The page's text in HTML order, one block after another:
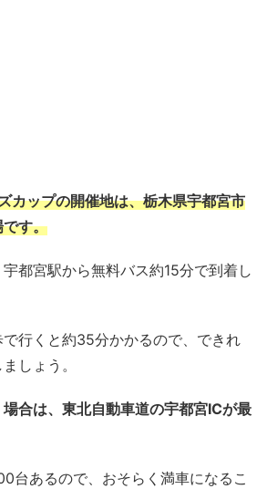
カップの開催地は、栃木県宇都宮市
す。
都宮駅から無料バス約15分で到着し
行くと約35分かかるので、できれ
しょう。
合は、東北自動車道の宇都宮ICが最
台あるので、おそらく満車になるこ